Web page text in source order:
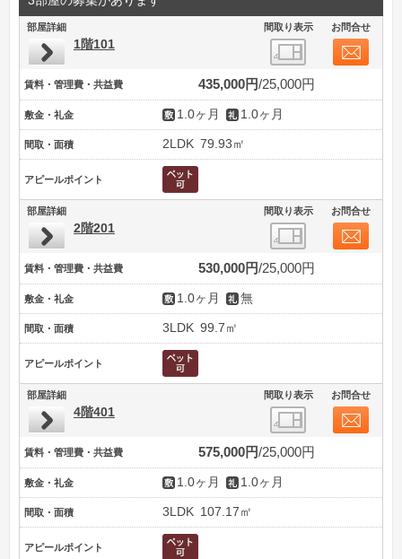
部屋詳細 間取り表示 お問合せ
1階101
賃料・管理費・共益費 435,000円 25,000円
敷金・礼金 1.0ヶ月 1.0ヶ月
間取・面積 2LDK 79.93㎡
アピールポイント
部屋詳細 間取り表示 お問合せ
2階201
賃料・管理費・共益費 530,000円 25,000円
敷金・礼金 1.0ヶ月 無
間取・面積 3LDK 99.7㎡
アピールポイント
部屋詳細 間取り表示 お問合せ
4階401
賃料・管理費・共益費 575,000円 25,000円
敷金・礼金 1.0ヶ月 1.0ヶ月
間取・面積 3LDK 107.17㎡
アピールポイント